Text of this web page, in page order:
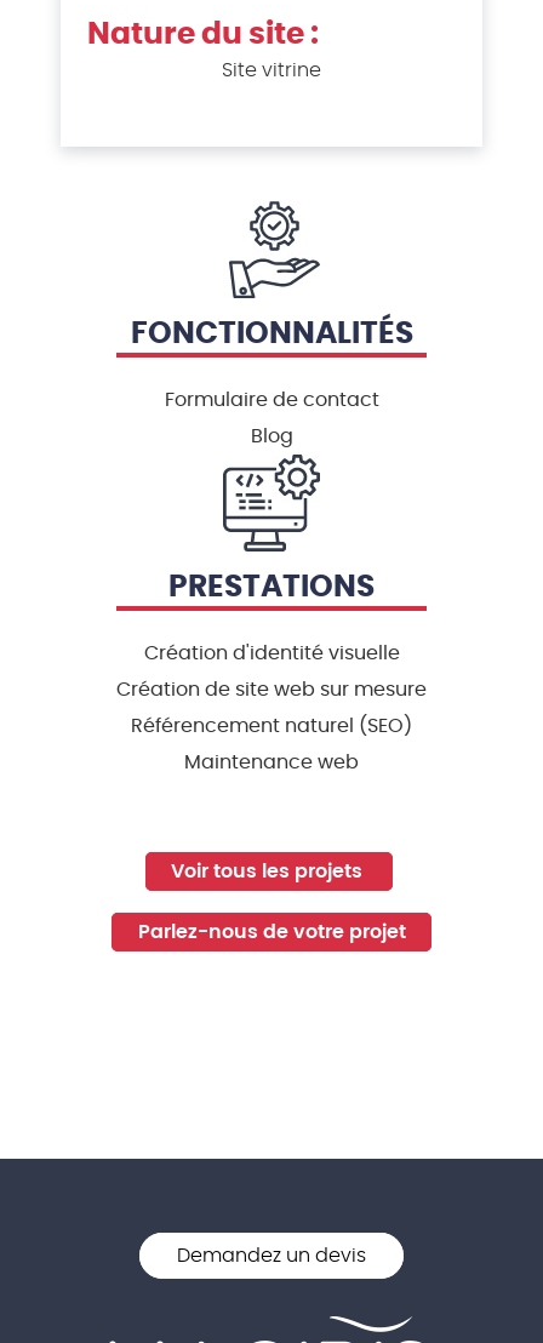
Nature du site :
Site vitrine
FONCTIONNALITÉS
Formulaire de contact
Blog
PRESTATIONS
Création d'identité visuelle
Création de site web sur mesure
Référencement naturel (SEO)
Maintenance web
Voir tous les projets
Parlez-nous de votre projet
Demandez un devis